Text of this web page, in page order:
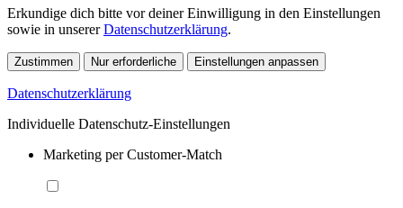
Erkundige dich bitte vor deiner Einwilligung in den Einstellungen
sowie in unsererDatenschutzerklärung.
Zustimmen Nur erforderliche Einstellungen anpassen
Datenschutzerklärung
Individuelle Datenschutz-Einstellungen
Marketing per Customer-Match